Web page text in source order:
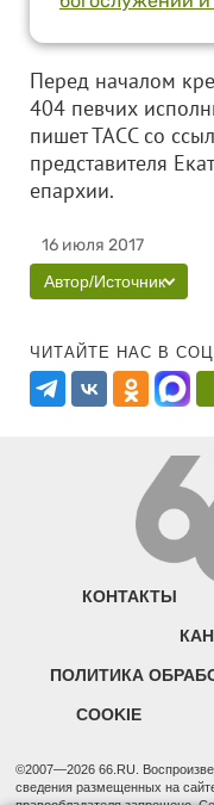
Перед началом
404 певчих
пишет ТАСС со
представителя
епархии.
16 июля 2017
Автор/Источник
ЧИТАЙТЕ НАС В
КОНТАКТЫ
ПОЛИТИКА
COOKIE
©2007—2026 66.RU.
сведения размещенных на